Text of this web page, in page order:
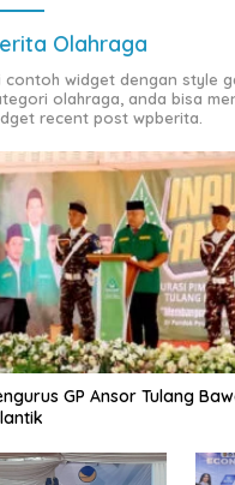
Olahraga
contoh widget dengan style
olahraga, anda bisa
recent post wpberita.
GP Ansor Tulang